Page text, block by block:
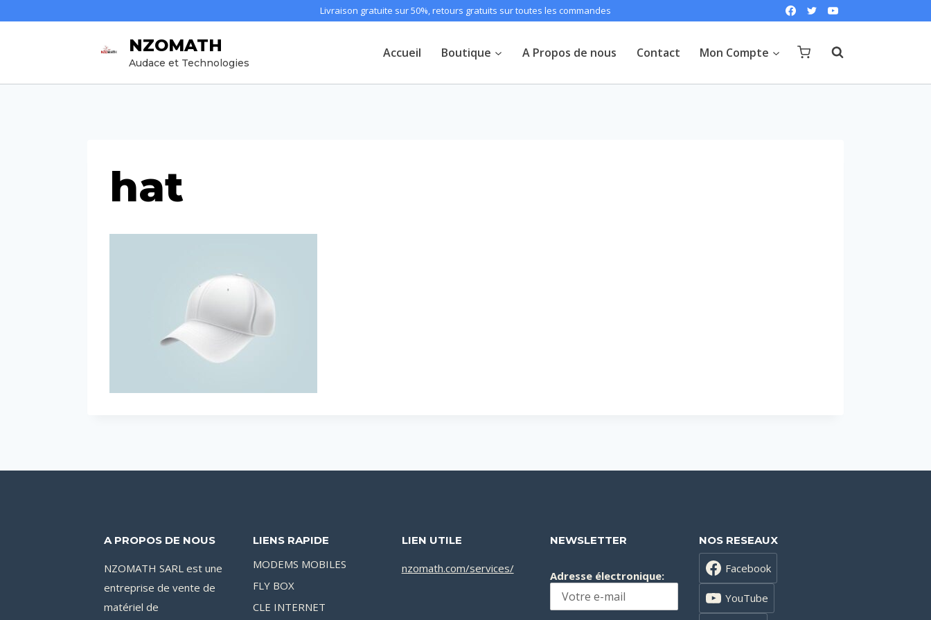
Livraison gratuite sur 50%, retours gratuits sur toutes les commandes
NZOMATH
Audace et Technologies
Accueil Boutique A Propos de nous Contact Mon Compte
hat
A PROPOS DE NOUS
NZOMATH SARL est une
entreprise de vente de
matériel de
LIENS RAPIDE
MODEMS MOBILES
FLY BOX
CLE INTERNET
LIEN UTILE
nzomath.com/services/
NEWSLETTER
Adresse électronique:
NOS RESEAUX
Facebook
YouTube